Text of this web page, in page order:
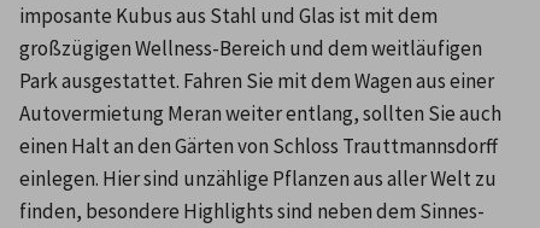
imposante Kubus aus Stahl und Glas ist mit dem
großzügigen Wellness-Bereich und dem weitläufigen
Park ausgestattet. Fahren Sie mit dem Wagen aus einer
Autovermietung Meran weiter entlang, sollten Sie auch
einen Halt an den Gärten von Schloss Trauttmannsdorff
einlegen. Hier sind unzählige Pflanzen aus aller Welt zu
finden, besondere Highlights sind neben dem Sinnes-